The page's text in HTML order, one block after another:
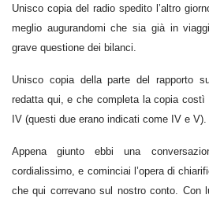
Unisco copia del radio spedito l’altro
meglio augurandomi che sia già in
grave questione dei bilanci.
Unisco copia della parte del rapporto
redatta qui, e che completa la copia
IV (questi due erano indicati come IV e V).
Appena giunto ebbi una
cordialissimo, e cominciai l’opera di
che qui correvano sul nostro conto. Con